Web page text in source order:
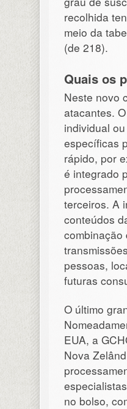
recolhida
meio da
(de 218).
Quais os
Neste novo
atacantes.
individual
específicas
rápido, por
é integrado
terceiros. A
conteúdos
pessoas,
futuras
O último
EUA, a
Nova
no bolso,